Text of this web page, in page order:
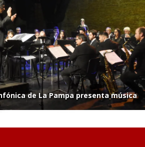
de La Pampa presenta música